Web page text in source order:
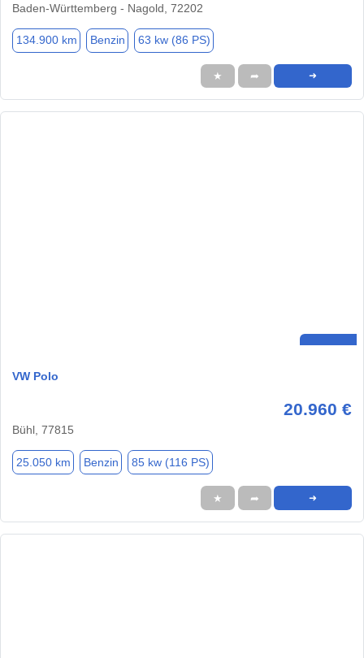
Baden-Württemberg - Nagold, 72202
134.900 km Benzin 63 kw (86 PS)
★ ➦ ➜
VW Polo
20.960 €
Bühl, 77815
25.050 km Benzin 85 kw (116 PS)
★ ➦ ➜